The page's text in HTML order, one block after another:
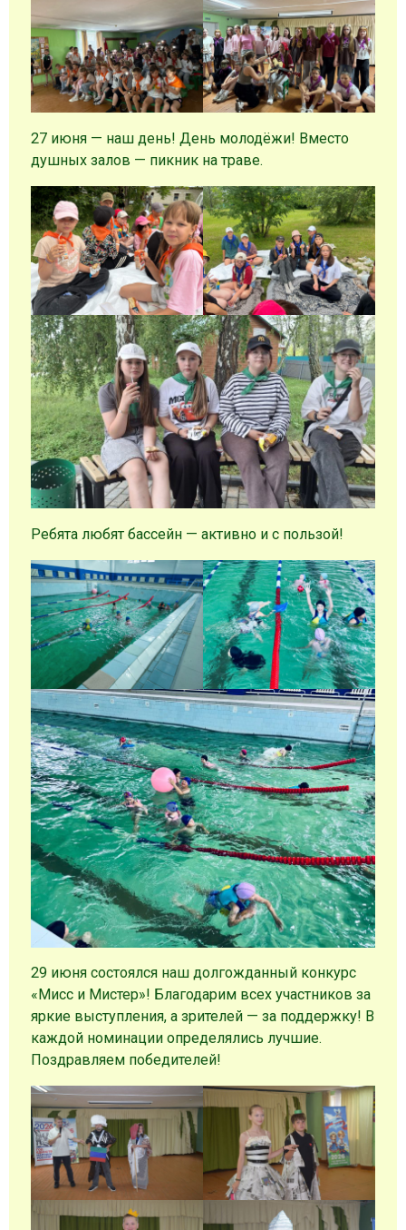
27 июня — наш день! День молодёжи! Вместо
душных залов — пикник на траве.
Ребята любят бассейн — активно и с пользой!
29 июня состоялся наш долгожданный конкурс
«Мисс и Мистер»! Благодарим всех участников за
яркие выступления, а зрителей — за поддержку! В
каждой номинации определялись лучшие.
Поздравляем победителей!